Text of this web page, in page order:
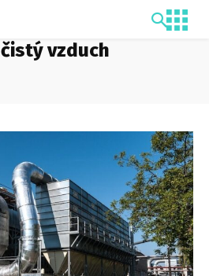
čistý vzduch